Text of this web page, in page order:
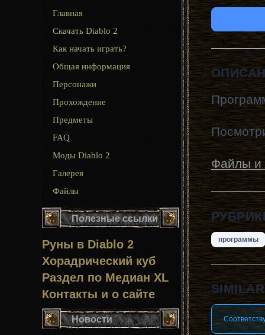
Главная
Скачать Diablo 2
Как начать играть?
Общая информация
Персонажи
Прохождение
Предметы
FAQ
Моды Diablo 2
Галерея
Файлы
Полезные ссылки
Руны в Diablo 2
Хорадрический куб
Раздел по Медиан XL
Контакты и о сайте
Новости
Файлы и
программы